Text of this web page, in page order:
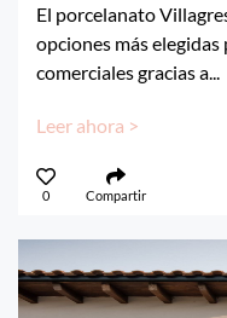
El porcelanato
opciones más
comerciales gracias a...
Leer ahora >
0 Compartir